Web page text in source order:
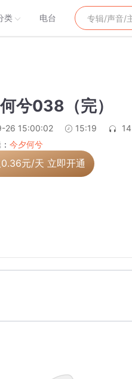
类 电台
兮038（完）
26 15:00:02 15:19
14
今夕何兮
0.36元/天 立即开通